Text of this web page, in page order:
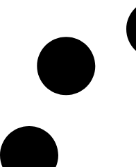
Sign in
Don’t have